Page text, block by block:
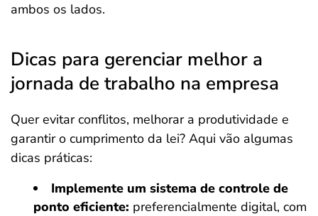
ambos os lados.
Dicas para gerenciar melhor a
jornada de trabalho na empresa
Quer evitar conflitos, melhorar a produtividade e
garantir o cumprimento da lei? Aqui vão algumas
dicas práticas:
Implemente um sistema de controle de
ponto eficiente: preferencialmente digital, com